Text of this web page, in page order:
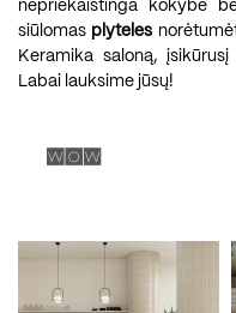
nepriekaištinga kokybe
siūlomas plyteles
Keramika saloną,
Labai lauksime jūsų!